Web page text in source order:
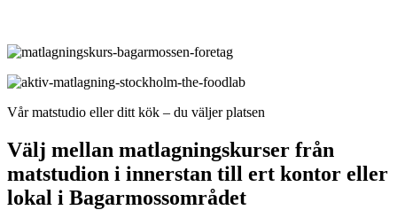
Vår matstudio eller ditt kök – du väljer platsen
Välj mellan matlagningskurser från
matstudion i innerstan till ert kontor eller
lokal i Bagarmossområdet